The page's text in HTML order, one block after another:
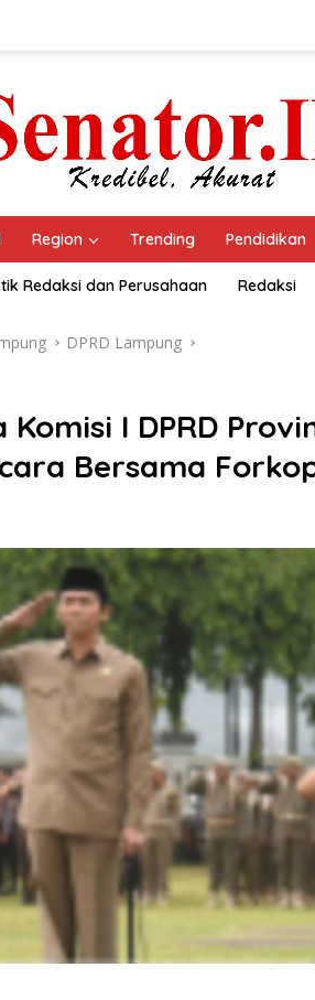
Region Trending Pendidikan
Redaksi dan Perusahaan Redaksi
DPRD Lampung
I DPRD
Bersama